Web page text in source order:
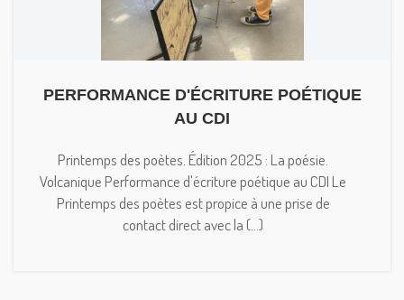
PERFORMANCE D'ÉCRITURE POÉTIQUE
AU CDI
Printemps des poètes. Édition 2025 : La poésie.
Volcanique Performance d'écriture poétique au CDI Le
Printemps des poètes est propice à une prise de
contact direct avec la (...)